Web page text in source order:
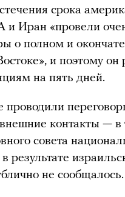
срока
и Иран «провели
о полном и
и поэтому
на пять дней.
внешние контакты —
совета
в результате
не сообщалось.